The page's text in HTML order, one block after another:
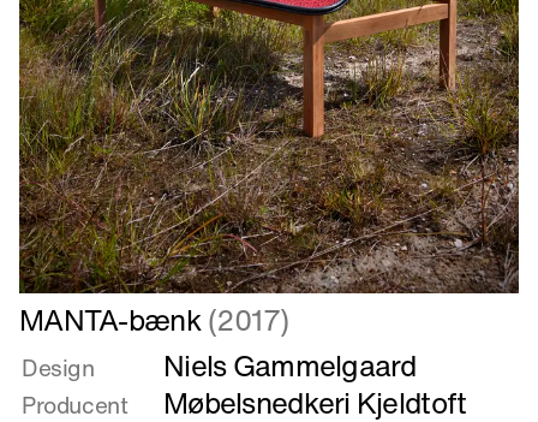
Læs
mere
om
MANTA-
MANTA-bænk(2017)
Design Niels Gammelgaard
Producent Møbelsnedkeri Kjeldtoft